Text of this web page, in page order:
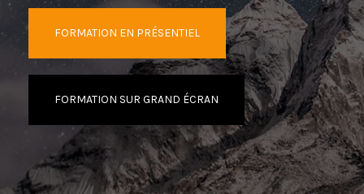
FORMATION EN PRÉSENTIEL
FORMATION SUR GRAND ÉCRAN